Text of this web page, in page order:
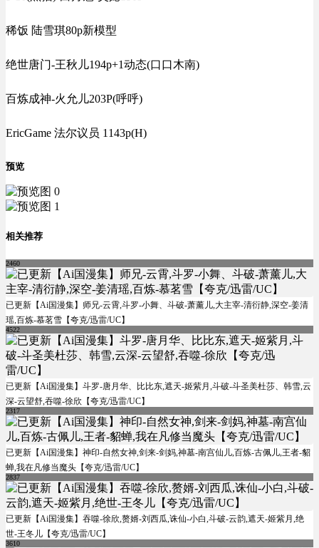
稀饭 陆雪琪80p新模型
绝世唐门-王秋儿194p+1动态(口口木南)
百炼成神-火允儿203P(呼呼)
EricGame 法尔议员 1143p(H)
预览
相关推荐
2460
已更新【Ai国漫集】师兄-云霄,斗罗-小舞、斗破-萧薰儿,大主宰-清衍静,深空-姜清
瑶,百炼-慕茗雪【夸克/迅雷/UC】
4522
已更新【Ai国漫集】斗罗-唐月华、比比东,遮天-姬紫月,斗破-斗圣美杜莎、韩雪,云
深-云望舒,吞噬-徐欣【夸克/迅雷/UC】
2317
已更新【Ai国漫集】神印-自然女神,剑来-剑妈,神墓-南宫仙儿,百炼-古佩儿,王者-貂
蝉,我在凡修当魔头【夸克/迅雷/UC】
2837
已更新【Ai国漫集】吞噬-徐欣,赘婿-刘西瓜,诛仙-小白,斗破-云韵,遮天-姬紫月,绝
世-王冬儿【夸克/迅雷/UC】
3610